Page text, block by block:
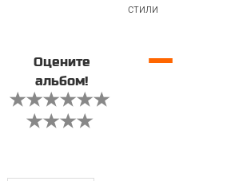
стили
Оцените
альбом!
—